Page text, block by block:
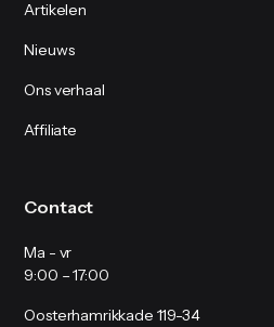
Artikelen
Nieuws
Ons verhaal
Affiliate
Contact
Ma - vr
9:00 – 17:00
Oosterhamrikkade 119-34